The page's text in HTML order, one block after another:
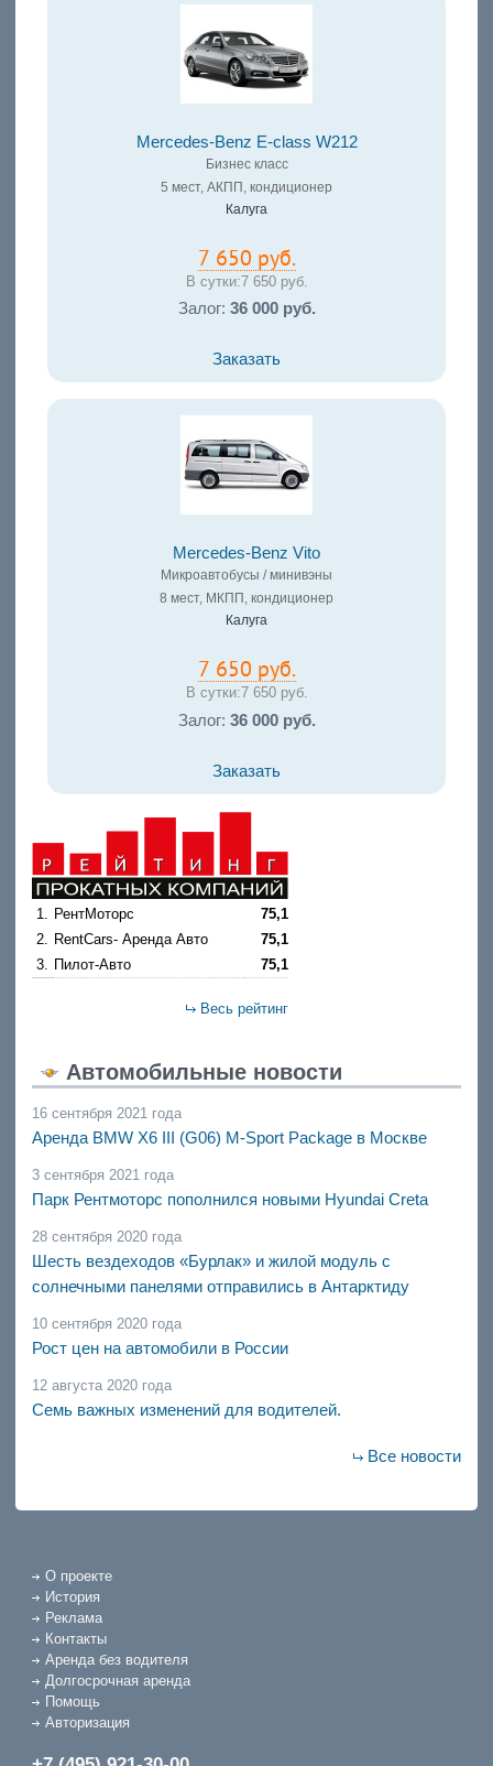
Mercedes-Benz E-class W212
Бизнес класс
5 мест, АКПП, кондиционер
Калуга
7 650 руб.
В сутки:7 650 руб.
Залог: 36 000 руб.
Заказать
Mercedes-Benz Vito
Микроавтобусы / минивэны
8 мест, МКПП, кондиционер
Калуга
7 650 руб.
В сутки:7 650 руб.
Залог: 36 000 руб.
Заказать
1. РентМоторс
75,1
2. RentCars- Аренда Авто
75,1
3. Пилот-Авто 75,1
Весь рейтинг
Автомобильные новости
16 сентября 2021 года
Аренда BMW X6 III (G06) M-Sport Package в Москве
3 сентября 2021 года
Парк Рентмоторс пополнился новыми Hyundai Creta
28 сентября 2020 года
Шесть вездеходов «Бурлак» и жилой модуль с
солнечными панелями отправились в Антарктиду
10 сентября 2020 года
Рост цен на автомобили в России
12 августа 2020 года
Семь важных изменений для водителей.
Все новости
О проекте
История
Реклама
Контакты
Аренда без водителя
Долгосрочная аренда
Помощь
Авторизация